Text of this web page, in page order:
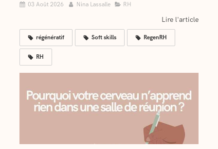
03 Août 2026 Nina Lassalle RH
Lire l'article
régénératif Soft skills RegenRH
RH